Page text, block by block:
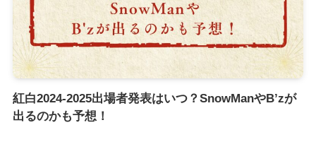
紅白2024-2025出場者発表はいつ？SnowManやB’zが
出るのかも予想！